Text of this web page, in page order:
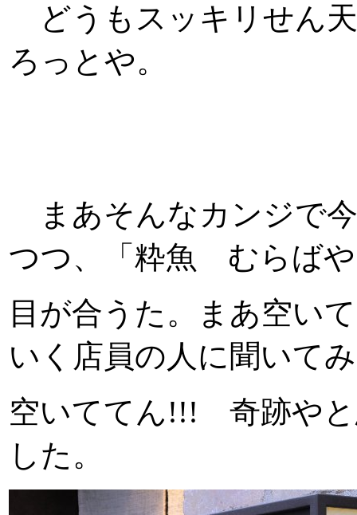
どうもスッキリせん
ろっとや。
まあそんなカンジで
つつ、「粋魚 むらば
目が合うた。まあ空い
いく店員の人に聞いて
空いててん!!! 奇跡やと
した。